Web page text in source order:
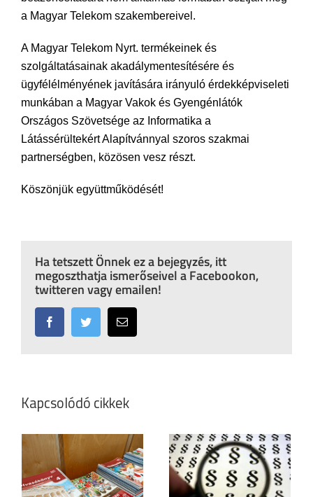
a Magyar Telekom szakembereivel.
A Magyar Telekom Nyrt. termékeinek és
szolgáltatásainak akadálymentesítésére és
ügyfélélményének javítására irányuló érdekképviseleti
munkában a Magyar Vakok és Gyengénlátók
Országos Szövetsége az Informatika a
Látássérültekért Alapítvánnyal szoros szakmai
partnerségben, közösen vesz részt.
Köszönjük együttműködését!
Ha tetszett Önnek ez a bejegyzés, itt
megoszthatja ismerőseivel a Facebookon,
twitteren vagy emailen!
FacebookTwitter Email:
Kapcsolódó cikkek